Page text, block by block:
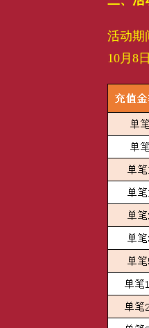
活动期
10月8